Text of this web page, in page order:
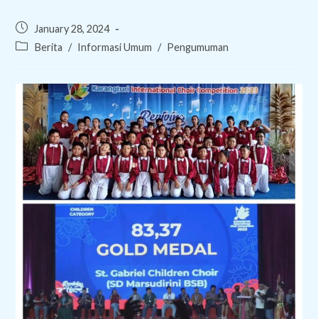
Post
published:
January 28, 2024
PostBerita / Informasi Umum / Pengumuman